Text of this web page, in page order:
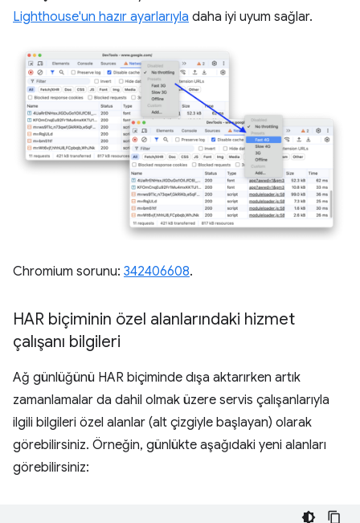
Lighthouse'un hazır ayarlarıyla daha iyi uyum sağlar.
Chromium sorunu: 342406608.
HAR biçiminin özel alanlarındaki hizmet
çalışanı bilgileri
Ağ günlüğünü HAR biçiminde dışa aktarırken artık
zamanlamalar da dahil olmak üzere servis çalışanlarıyla
ilgili bilgileri özel alanlar (alt çizgiyle başlayan) olarak
görebilirsiniz. Örneğin, günlükte aşağıdaki yeni alanları
görebilirsiniz: